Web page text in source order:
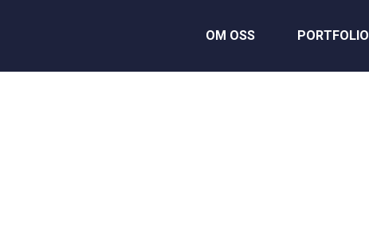
OM OSS PORTFOLIO